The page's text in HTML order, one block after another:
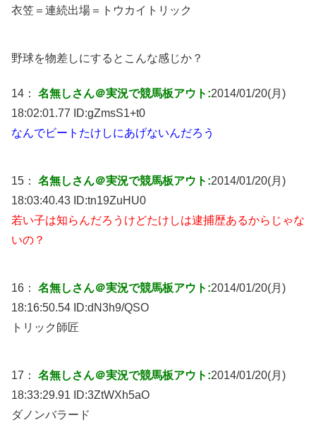
衣笠＝連続出場＝トウカイトリック
野球を物差しにするとこんな感じか？
14： 名無しさん＠実況で競馬板アウト:2014/01/20(月)
18:02:01.77 ID:gZmsS1+t0
なんでビートたけしにあげないんだろう
15： 名無しさん＠実況で競馬板アウト:2014/01/20(月)
18:03:40.43 ID:tn19ZuHU0
若い子は知らんだろうけどたけしは逮捕歴あるからじゃな
いの？
16： 名無しさん＠実況で競馬板アウト:2014/01/20(月)
18:16:50.54 ID:dN3h9/QSO
トリック師匠
17： 名無しさん＠実況で競馬板アウト:2014/01/20(月)
18:33:29.91 ID:3ZtWXh5aO
ダノンバラード